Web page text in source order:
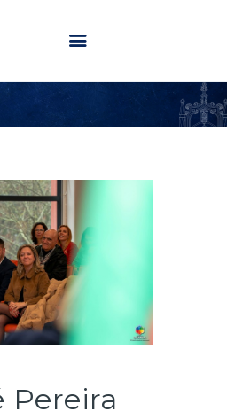
A IGREJA
Pereira